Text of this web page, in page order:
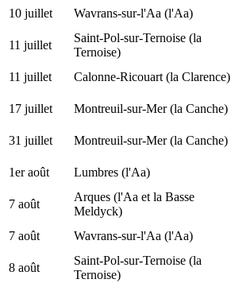
10 juillet
Wavrans-sur-l'Aa (l'Aa)
11 juillet
Saint-Pol-sur-Ternoise (la
Ternoise)
11 juillet
Calonne-Ricouart (la Clarence)
17 juillet
Montreuil-sur-Mer (la Canche)
31 juillet
Montreuil-sur-Mer (la Canche)
1er août
Lumbres (l'Aa)
7 août
Arques (l'Aa et la Basse
Meldyck)
7 août
Wavrans-sur-l'Aa (l'Aa)
8 août
Saint-Pol-sur-Ternoise (la
Ternoise)